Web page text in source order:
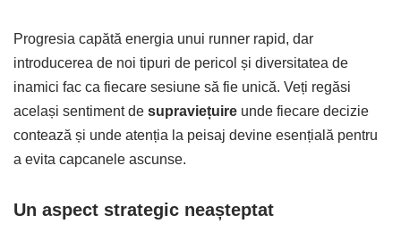
Progresia capătă energia unui runner rapid, dar
introducerea de noi tipuri de pericol și diversitatea de
inamici fac ca fiecare sesiune să fie unică. Veți regăsi
același sentiment de supraviețuire unde fiecare decizie
contează și unde atenția la peisaj devine esențială pentru
a evita capcanele ascunse.
Un aspect strategic neașteptat